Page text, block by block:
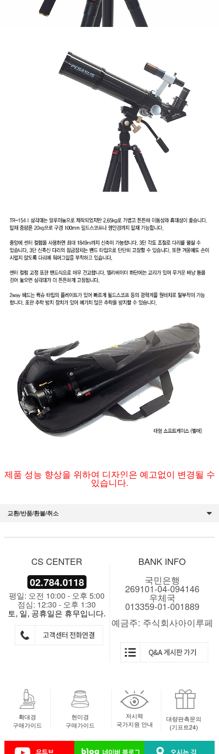
제품 성능 향상을 위하여 디자인은 예고없이 변경될 수
있습니다.
교환/반품/환불/취소
CS CENTER
02.784.0118
평일: 오전 10:00 - 오후 5:00
점심: 12:30 - 오후 1:30
토, 일, 공휴일은 휴무입니다.
BANK INFO
국민은행
269101-04-094146
우체국
013359-01-001889
예금주: 주식회사아이루페
확대경
구매가이드
현미경
구매가이드
저시력
국가지원 안내
대량판촉문의
(기프트24)